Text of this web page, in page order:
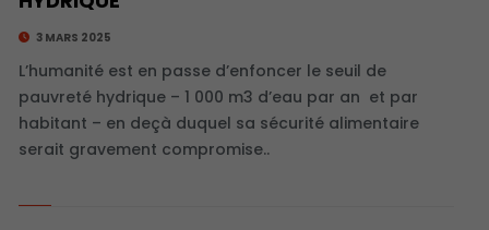
3 MARS 2025
L’humanité est en passe d’enfoncer le seuil de
pauvreté hydrique – 1 000 m3 d’eau par an et par
habitant – en deçà duquel sa sécurité alimentaire
serait gravement compromise..